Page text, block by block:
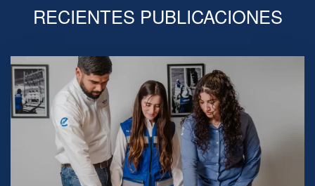
RECIENTES PUBLICACIONES